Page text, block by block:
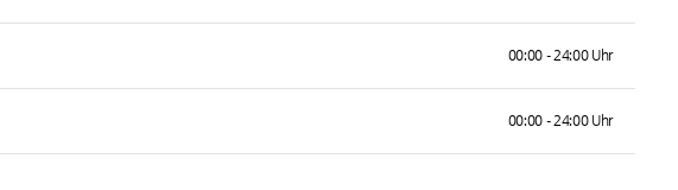
00:00 - 24:00 Uhr
00:00 - 24:00 Uhr